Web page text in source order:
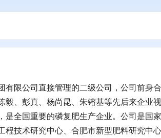
限公司直接管理的二级公司，公司前身
、彭真、杨尚昆、朱镕基等先后来企业
全国重要的磷复肥生产企业。公司是国
程技术研究中心、合肥市新型肥料研究中